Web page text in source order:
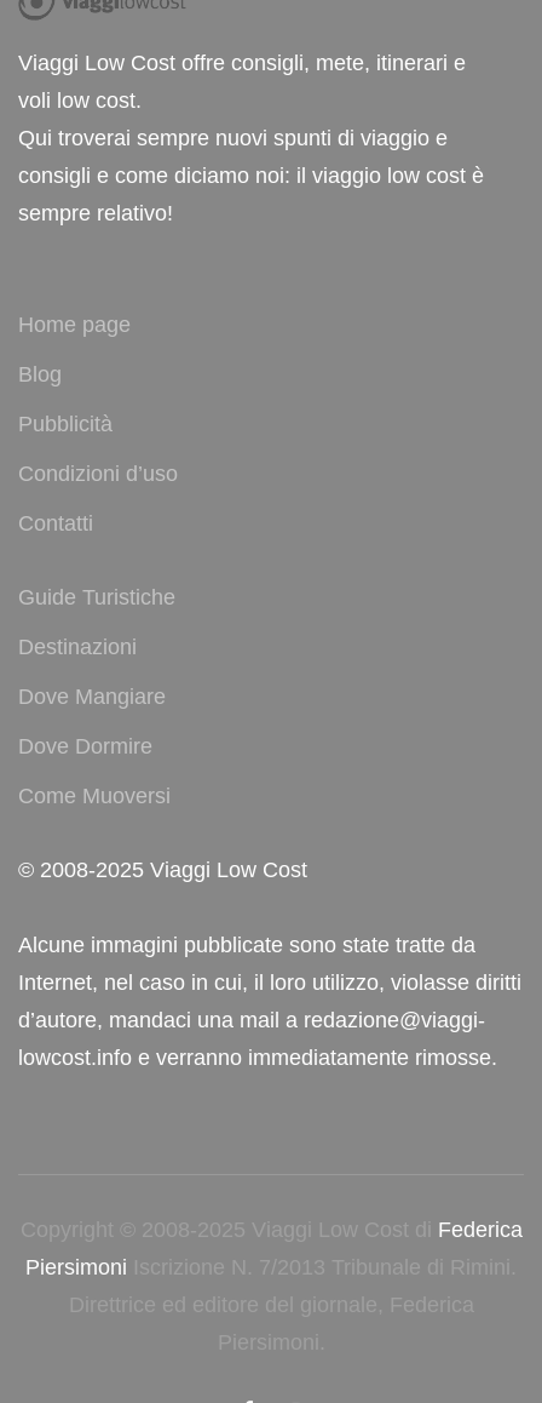
Viaggi Low Cost offre consigli, mete, itinerari e
voli low cost.
Qui troverai sempre nuovi spunti di viaggio e
consigli e come diciamo noi: il viaggio low cost è
sempre relativo!
Home page
Blog
Pubblicità
Condizioni d’uso
Contatti
Guide Turistiche
Destinazioni
Dove Mangiare
Dove Dormire
Come Muoversi
© 2008-2025 Viaggi Low Cost
Alcune immagini pubblicate sono state tratte da
Internet, nel caso in cui, il loro utilizzo, violasse diritti
d’autore, mandaci una mail a redazione@viaggi-
lowcost.info e verranno immediatamente rimosse.
Copyright © 2008-2025 Viaggi Low Cost di Federica
Piersimoni Iscrizione N. 7/2013 Tribunale di Rimini.
Direttrice ed editore del giornale, Federica
Piersimoni.